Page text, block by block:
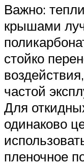
Важно:
крышами
стойко
частой
Для
одинаково
пленочное